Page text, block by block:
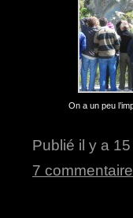
On a un peu
Publié il y a
7